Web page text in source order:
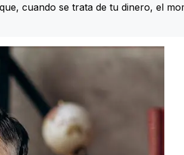
cuando se trata de tu dinero, el